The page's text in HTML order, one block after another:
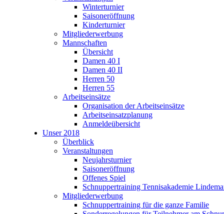
Winterturnier
Saisoneröffnung
Kinderturnier
Mitgliederwerbung
Mannschaften
Übersicht
Damen 40 I
Damen 40 II
Herren 50
Herren 55
Arbeitseinsätze
Organisation der Arbeitseinsätze
Arbeitseinsatzplanung
Anmeldeübersicht
Unser 2018
Überblick
Veranstaltungen
Neujahrsturnier
Saisoneröffnung
Offenes Spiel
Schnuppertraining Tennisakademie
Mitgliederwerbung
Schnuppertraining für die ganze Familie